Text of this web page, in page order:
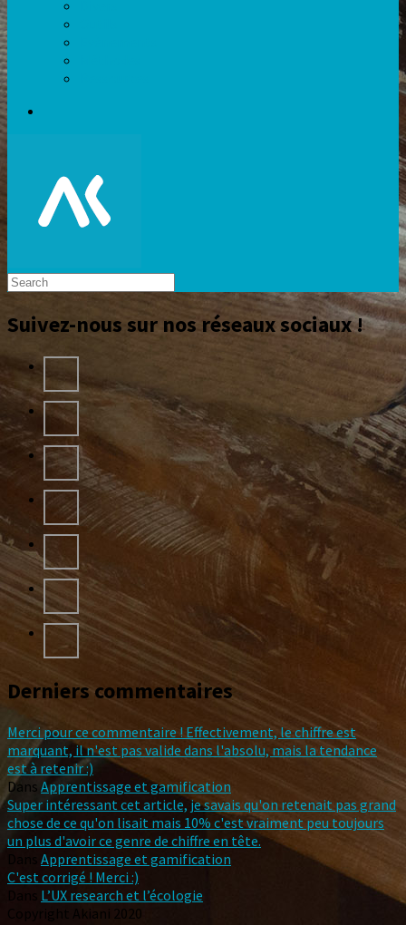
Suivez-nous sur nos réseaux sociaux !
Derniers commentaires
Merci pour ce commentaire ! Effectivement, le chiffre est
marquant, il n'est pas valide dans l'absolu, mais la tendance
est à retenir :)
Dans Apprentissage et gamification
Super intéressant cet article, je savais qu'on retenait pas grand
chose de ce qu'on lisait mais 10% c'est vraiment peu toujours
un plus d'avoir ce genre de chiffre en tête.
Dans Apprentissage et gamification
C'est corrigé ! Merci :)
Dans L’UX research et l’écologie
Copyright Akiani 2020